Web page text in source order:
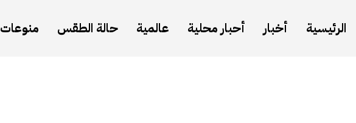
الرئيسية أخبار أحبار محلية عالمية حالة الطقس منوعات